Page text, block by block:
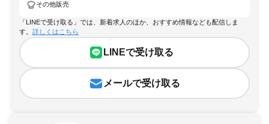
その他販売
「LINEで受け取る」では、新着求人のほか、おすすめ情報なども配信しま
す。 詳しくはこちら
LINEで受け取る
メールで受け取る